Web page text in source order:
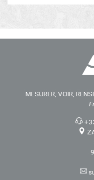
MESURER, VOIR,